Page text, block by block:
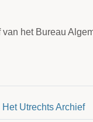
van het Bureau
Het Utrechts Archief